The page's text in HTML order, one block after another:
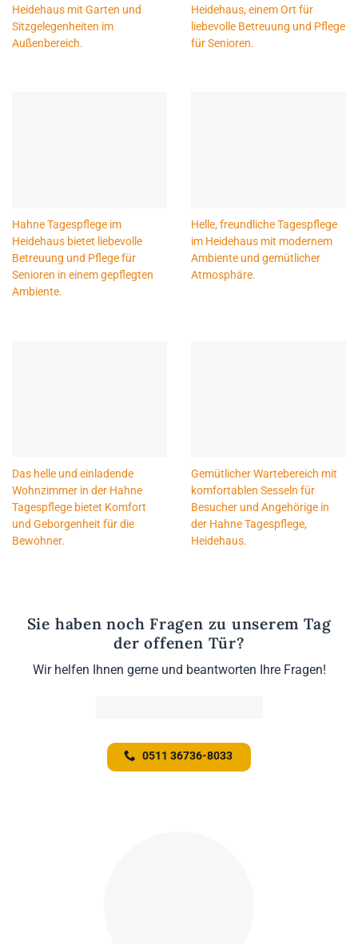
Heidehaus mit Garten und
Sitzgelegenheiten im
Außenbereich.
Heidehaus, einem Ort für
liebevolle Betreuung und Pflege
für Senioren.
Hahne Tagespflege im
Heidehaus bietet liebevolle
Betreuung und Pflege für
Senioren in einem gepflegten
Ambiente.
Helle, freundliche Tagespflege
im Heidehaus mit modernem
Ambiente und gemütlicher
Atmosphäre.
Das helle und einladende
Wohnzimmer in der Hahne
Tagespflege bietet Komfort
und Geborgenheit für die
Bewohner.
Gemütlicher Wartebereich mit
komfortablen Sesseln für
Besucher und Angehörige in
der Hahne Tagespflege,
Heidehaus.
Sie haben noch Fragen zu unserem Tag
der offenen Tür?
Wir helfen Ihnen gerne und beantworten Ihre Fragen!
0511 36736-8033